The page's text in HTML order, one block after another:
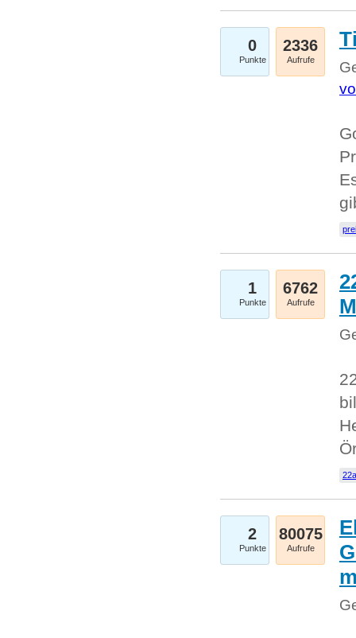
0
Punkte
2336
Aufrufe
1
Punkte
6762
Aufrufe
2
Punkte
80075
Aufrufe